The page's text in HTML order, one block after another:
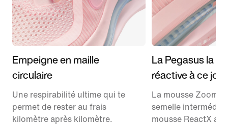
Empeigne en maille
circulaire
Une respirabilité ultime qui te
permet de rester au frais
kilomètre après kilomètre.
La Pegasus la
réactive à ce jour
La mousse ZoomX
semelle
mousse ReactX au